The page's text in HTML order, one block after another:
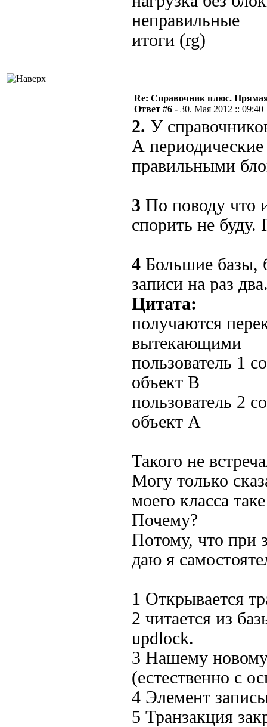
неправильные
итоги (rg)
Re: Справочник плюс.
Ответ #6 - 30. Мая 2012 :: 09:40
2. У
А
правильными
3 По поводу что
спорить не буду.
4 Большие базы,
записи на раз
Цитата:
получаются
вытекающими
пользователь 1
объект B
пользователь 2
объект A
Такого не
Могу только
моего класса
Почему?
Потому, что при
даю я
1 Открывается
2 читается из
updlock.
3 Нашему новому
(естественно с
4 Элемент
5 Транзакция